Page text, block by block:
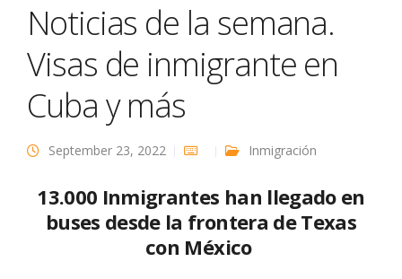
Noticias de la semana.
Visas de inmigrante en
Cuba y más
September 23, 2022 Inmigración
13.000 Inmigrantes han llegado en
buses desde la frontera de Texas
con México